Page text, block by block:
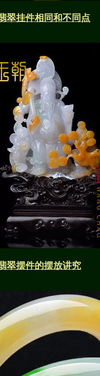
翠挂件相同和不同点
翠摆件的摆放讲究